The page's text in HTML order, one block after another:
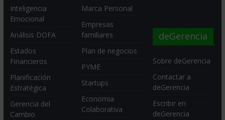
Inteligencia
Emocional
Análisis DOFA
Estados
Financieros
Planificación
Estratégica
Gerencia del
Cambio
Marca Personal
Empresas
familiares
Plan de negocios
PYME
Startups
Economia
Colaborativa
deGerencia
Sobre deGerencia
Contactar a
deGerencia
Escribir en
deGerencia